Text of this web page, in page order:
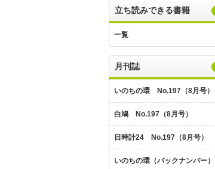
立ち読みできる書籍
一覧
月刊誌
いのちの環 No.197（8月号）
白鳩 No.197（8月号）
日時計24 No.197（8月号）
いのちの環（バックナンバー）